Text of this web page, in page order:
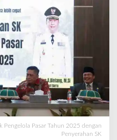
Pengelola Pasar Tahun 2025 dengan
Penyerahan SK